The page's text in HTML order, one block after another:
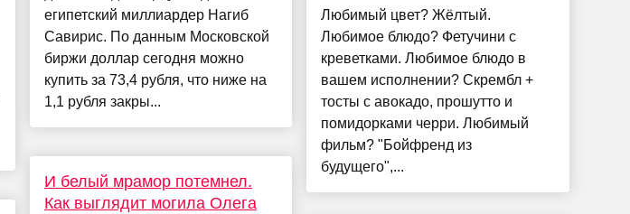
египетский миллиардер Нагиб
Савирис. По данным Московской
биржи доллар сегодня можно
купить за 73,4 рубля, что ниже на
1,1 рубля закры...
И белый мрамор потемнел.
Как выглядит могила Олега
Любимый цвет? Жёлтый.
Любимое блюдо? Фетучини с
креветками. Любимое блюдо в
вашем исполнении? Скрембл +
тосты с авокадо, прошутто и
помидорками черри. Любимый
фильм? "Бойфренд из
будущего",...